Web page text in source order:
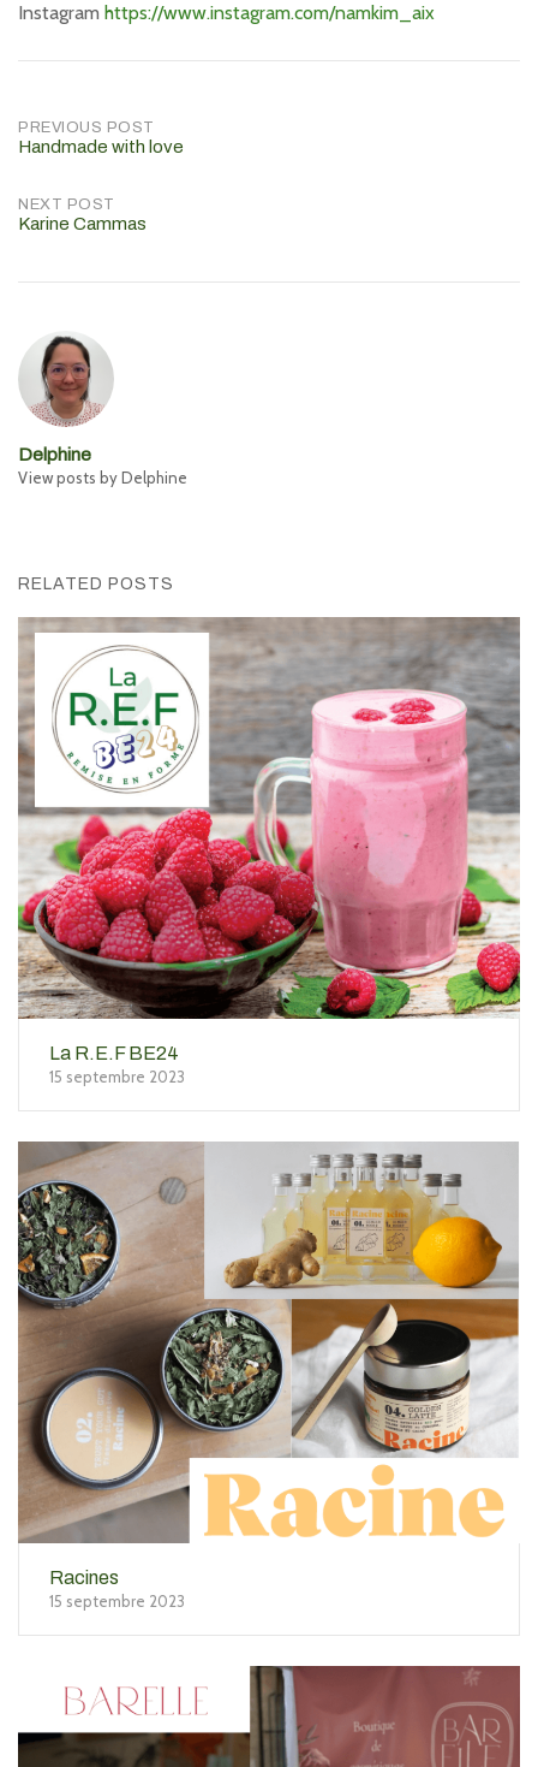
Instagram https://www.instagram.com/namkim_aix
Post
PREVIOUS POST
Handmade with love
NEXT POST
Karine Cammas
Delphine
View posts by Delphine
RELATED POSTS
La R.E.F BE24
15 septembre 2023
Racines
15 septembre 2023